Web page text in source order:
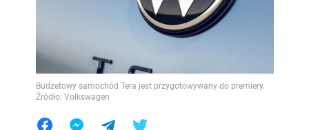
Budżetowy samochód Tera jest przygotowywany do premiery.
Źródło: Volkswagen